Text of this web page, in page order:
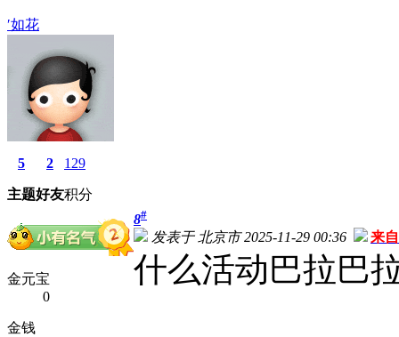
′如花
5
主题
2
好友
129
积分
金元宝
0
金钱
8#
发表于 北京市 2025-11-29 00:36 来
什么活动巴拉巴